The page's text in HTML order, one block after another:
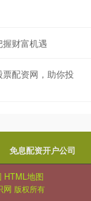
财富机遇
配资网，助你投
免息配资开户公司
HTML地图
网 版权所有